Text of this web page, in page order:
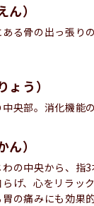
）
る骨の出っ張り
う）
央部。消化機能
）
の中央から、指
げ、心をリラッ
の痛みにも効果的